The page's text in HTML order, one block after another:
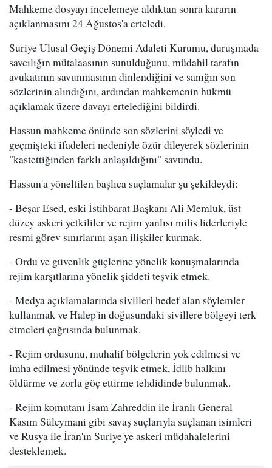
Mahkeme dosyayı incelemeye aldıktan sonra kararın
açıklanmasını 24 Ağustos'a erteledi.
Suriye Ulusal Geçiş Dönemi Adaleti Kurumu, duruşmada
savcılığın mütalaasının sunulduğunu, müdahil tarafın
avukatının savunmasının dinlendiğini ve sanığın son
sözlerinin alındığını, ardından mahkemenin hükmü
açıklamak üzere davayı ertelediğini bildirdi.
Hassun mahkeme önünde son sözlerini söyledi ve
geçmişteki ifadeleri nedeniyle özür dileyerek sözlerinin
"kastettiğinden farklı anlaşıldığını" savundu.
Hassun'a yöneltilen başlıca suçlamalar şu şekildeydi:
- Beşar Esed, eski İstihbarat Başkanı Ali Memluk, üst
düzey askeri yetkililer ve rejim yanlısı milis liderleriyle
resmi görev sınırlarını aşan ilişkiler kurmak.
- Ordu ve güvenlik güçlerine yönelik konuşmalarında
rejim karşıtlarına yönelik şiddeti teşvik etmek.
- Medya açıklamalarında sivilleri hedef alan söylemler
kullanmak ve Halep'in doğusundaki sivillere bölgeyi terk
etmeleri çağrısında bulunmak.
- Rejim ordusunu, muhalif bölgelerin yok edilmesi ve
imha edilmesi yönünde teşvik etmek, İdlib halkını
öldürme ve zorla göç ettirme tehdidinde bulunmak.
- Rejim komutanı İsam Zahreddin ile İranlı General
Kasım Süleymani gibi savaş suçlarıyla suçlanan isimleri
ve Rusya ile İran'ın Suriye'ye askeri müdahalelerini
desteklemek.